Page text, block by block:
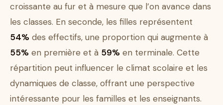
croissante au fur et à mesure que l’on avance dans
les classes. En seconde, les filles représentent
54% des effectifs, une proportion qui augmente à
55% en première et à 59% en terminale. Cette
répartition peut influencer le climat scolaire et les
dynamiques de classe, offrant une perspective
intéressante pour les familles et les enseignants.